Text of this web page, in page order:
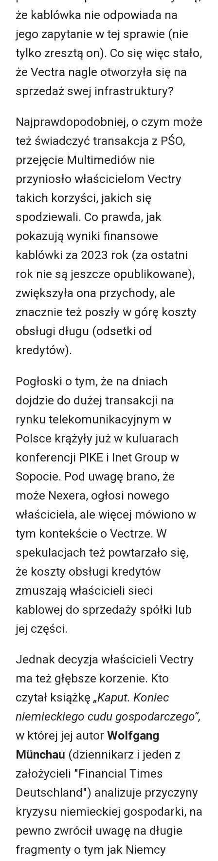
że kablówka nie odpowiada na
jego zapytanie w tej sprawie (nie
tylko zresztą on). Co się więc stało,
że Vectra nagle otworzyła się na
sprzedaż swej infrastruktury?
Najprawdopodobniej, o czym może
też świadczyć transakcja z PŚO,
przejęcie Multimediów nie
przyniosło właścicielom Vectry
takich korzyści, jakich się
spodziewali. Co prawda, jak
pokazują wyniki finansowe
kablówki za 2023 rok (za ostatni
rok nie są jeszcze opublikowane),
zwiększyła ona przychody, ale
znacznie też poszły w górę koszty
obsługi długu (odsetki od
kredytów).
Pogłoski o tym, że na dniach
dojdzie do dużej transakcji na
rynku telekomunikacyjnym w
Polsce krążyły już w kuluarach
konferencji PIKE i Inet Group w
Sopocie. Pod uwagę brano, że
może Nexera, ogłosi nowego
właściciela, ale więcej mówiono w
tym kontekście o Vectrze. W
spekulacjach też powtarzało się,
że koszty obsługi kredytów
zmuszają właścicieli sieci
kablowej do sprzedaży spółki lub
jej części.
Jednak decyzja właścicieli Vectry
ma też głębsze korzenie. Kto
czytał książkę „Kaput. Koniec
niemieckiego cudu gospodarczego”,
w której jej autor Wolfgang
Münchau (dziennikarz i jeden z
założycieli "Financial Times
Deutschland") analizuje przyczyny
kryzysu niemieckiej gospodarki, na
pewno zwrócił uwagę na długie
fragmenty o tym jak Niemcy